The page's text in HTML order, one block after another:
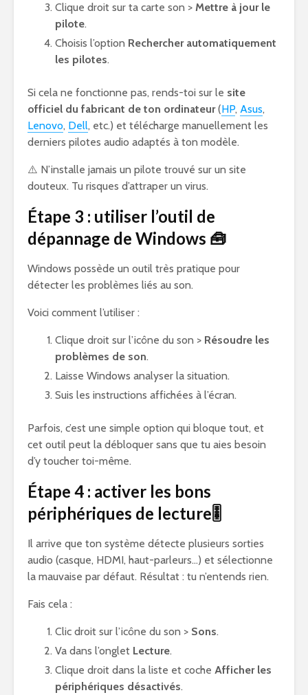
Clique droit sur ta carte son > Mettre à jour le
pilote.
Choisis l’option Rechercher automatiquement
les pilotes.
Si cela ne fonctionne pas, rends-toi sur le site
officiel du fabricant de ton ordinateur(HP, Asus,
Lenovo, Dell, etc.) et télécharge manuellement les
derniers pilotes audio adaptés à ton modèle.
⚠️ N’installe jamais un pilote trouvé sur un site
douteux. Tu risques d’attraper un virus.
Étape 3 : utiliser l’outil de
dépannage de Windows 🧰
Windows possède un outil très pratique pour
détecter les problèmes liés au son.
Voici comment l’utiliser :
Clique droit sur l’icône du son > Résoudre les
problèmes de son.
Laisse Windows analyser la situation.
Suis les instructions affichées à l’écran.
Parfois, c’est une simple option qui bloque tout, et
cet outil peut la débloquer sans que tu aies besoin
d’y toucher toi-même.
Étape 4 : activer les bons
périphériques de lecture🎚️
Il arrive que ton système détecte plusieurs sorties
audio (casque, HDMI, haut-parleurs…) et sélectionne
la mauvaise par défaut. Résultat : tu n’entends rien.
Fais cela :
Clic droit sur l’icône du son > Sons.
Va dans l’onglet Lecture.
Clique droit dans la liste et coche Afficher les
périphériques désactivés.